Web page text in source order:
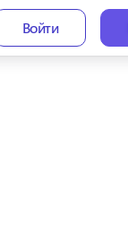
Войти